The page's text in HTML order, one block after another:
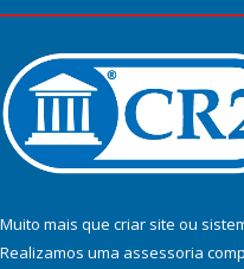
Muito mais que criar site ou
Realizamos uma assessoria